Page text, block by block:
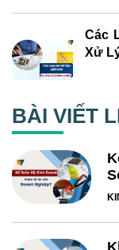
Các
Xử
BÀI VIẾT